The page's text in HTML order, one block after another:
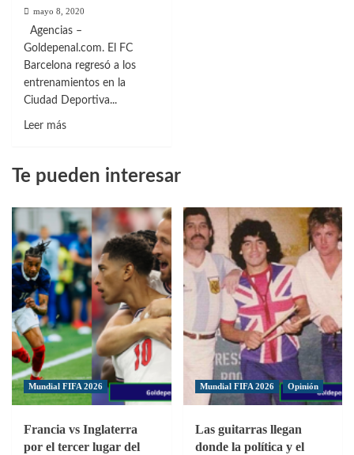
mayo 8, 2020
Agencias –
Goldepenal.com. El FC
Barcelona regresó a los
entrenamientos en la
Ciudad Deportiva...
Leer másLeer
Barcelona
al
campo
Te pueden interesar
Mundial FIFA 2026
Francia vs Inglaterra
por el tercer lugar del
Mundial FIFA 2026 Opinión
Las guitarras llegan
donde la política y el